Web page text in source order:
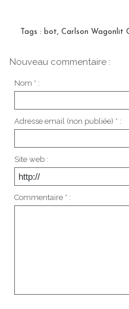
Tags : bot, Carlson Wagonlit
Nouveau commentaire :
Nom * :
Adresse email (non publiée) * :
Site web :
Commentaire * :